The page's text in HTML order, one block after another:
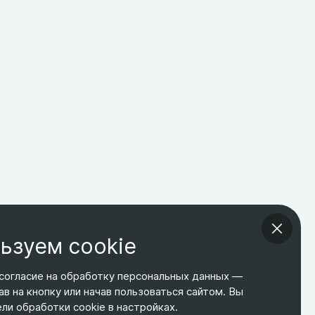
ТЕЛЕФОН
+7 495 266-65-67
ЭЛ. ПОЧТА
shop@relines.ru
АДРЕС
Москва, Гаражная 8
cookie
на обработку персональных данных —
на кнопку или начав пользоваться сайтом. Вы
обработки cookie в настройках.